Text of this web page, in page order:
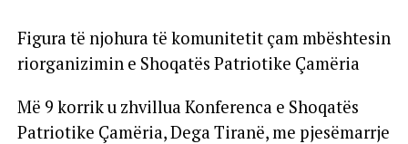
Figura të njohura të komunitetit çam mbështesin
riorganizimin e Shoqatës Patriotike Çamëria
Më 9 korrik u zhvillua Konferenca e Shoqatës
Patriotike Çamëria, Dega Tiranë, me pjesëmarrje